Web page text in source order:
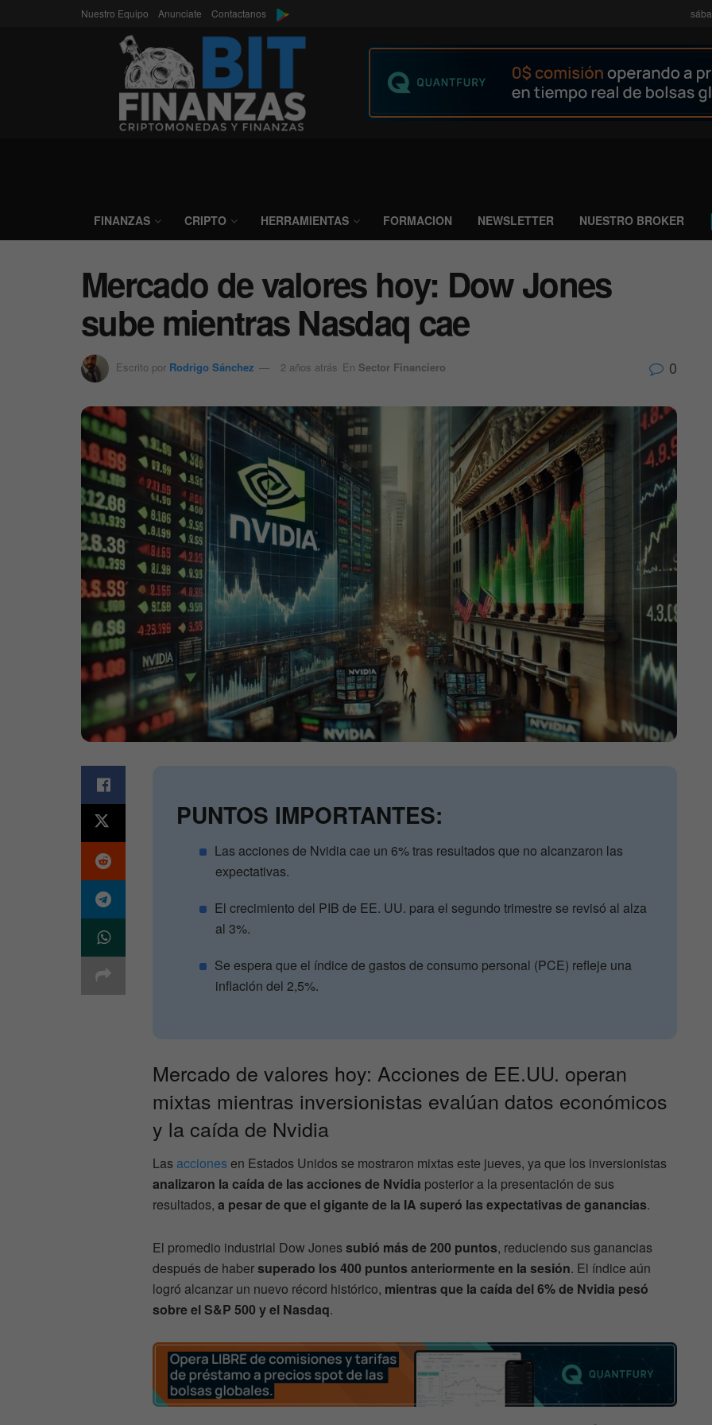
Nuestro Equipo Anunciate Contactanos
FINANZAS CRIPTO HERRAMIENTAS FORMACION NEWSLETTER NUESTRO BROKER
Mercado de valores hoy: Dow Jones
sube mientras Nasdaq cae
Escrito por Rodrigo Sánchez 2 años atrás En Sector Financiero 0
PUNTOS IMPORTANTES:
Las acciones de Nvidia cae un 6% tras resultados que no alcanzaron las
expectativas.
El crecimiento del PIB de EE. UU. para el segundo trimestre se revisó al alza
al 3%.
Se espera que el índice de gastos de consumo personal (PCE) refleje una
inflación del 2,5%.
Mercado de valores hoy: Acciones de EE.UU. operan
mixtas mientras inversionistas evalúan datos económicos
y la caída de Nvidia
Las accionesen Estados Unidos se mostraron mixtas este jueves, ya que los inversionistas
analizaron la caída de las acciones de Nvidia posterior a la presentación de sus
resultados, a pesar de que el gigante de la IA superó las expectativas de ganancias.
El promedio industrial Dow Jonessubió más de 200 puntos, reduciendo sus ganancias
después de habersuperado los 400 puntos anteriormente en la sesión. El índice aún
logró alcanzar un nuevo récord histórico, mientras que la caída del 6% de Nvidia pesó
sobre el S&P 500 y el Nasdaq.